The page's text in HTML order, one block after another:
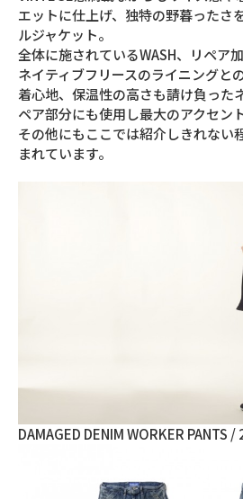
エットに仕上げ、独特の野暮ったさ
ルジャケット。
全体に施されているWASH、リペア
ネイティブフリースのライニングと
着心地、保温性の高さも請け負った
ペア部分にも使用し最大のアクセン
その他にもここでは紹介しきれない
まれています。
DAMAGED DENIM WORKER PANTS